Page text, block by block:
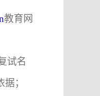
教育网
试名
；